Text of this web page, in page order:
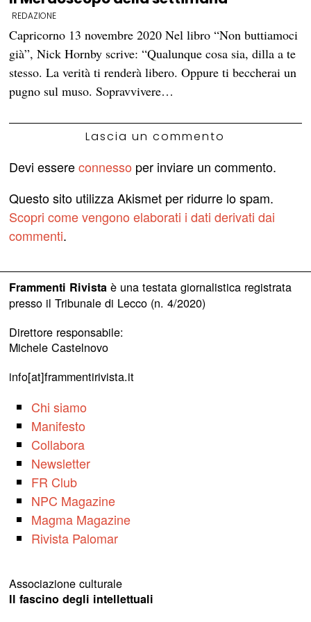
REDAZIONE
Capricorno 13 novembre 2020 Nel libro “Non buttiamoci
già”, Nick Hornby scrive: “Qualunque cosa sia, dilla a te
stesso. La verità ti renderà libero. Oppure ti beccherai un
pugno sul muso. Sopravvivere…
Lascia un commento
Devi essereconnesso per inviare un commento.
Questo sito utilizza Akismet per ridurre lo spam.
Scopri come vengono elaborati i dati derivati dai
commenti.
Frammenti Rivistaè una testata giornalistica registrata
presso il Tribunale di Lecco (n. 4/2020)
Direttore responsabile:
Michele Castelnovo
info[at]frammentirivista.it
Chi siamo
Manifesto
Collabora
Newsletter
FR Club
NPC Magazine
Magma Magazine
Rivista Palomar
Associazione culturale
Il fascino degli intellettuali